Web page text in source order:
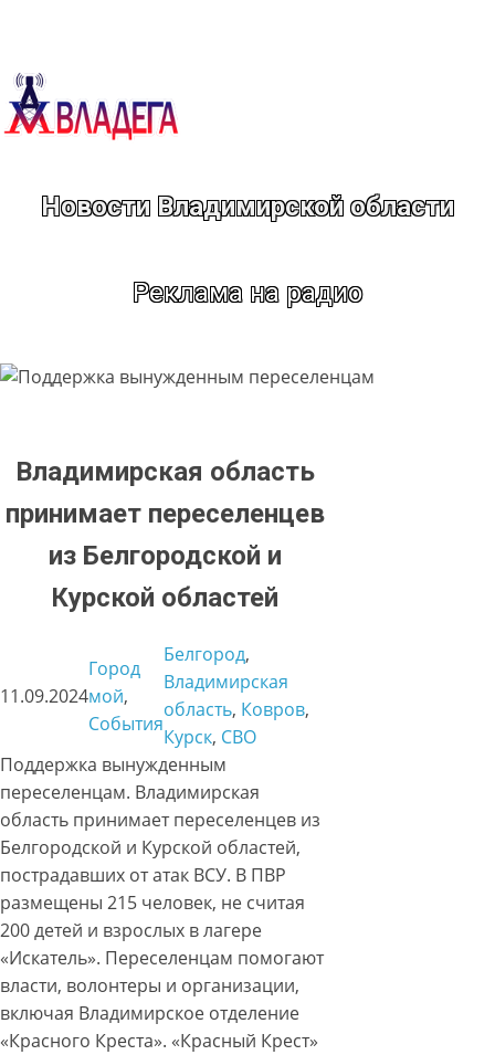
содержимому
Новости Владимирской области
Реклама на радио
Владимирская область
принимает переселенцев
из Белгородской и
Курской областей
11.09.2024
Город
мой
События
Белгород
Владимирская
область, Ковров
Курск, СВО
Поддержка вынужденным
переселенцам. Владимирская
область принимает переселенцев из
Белгородской и Курской областей,
пострадавших от атак ВСУ. В ПВР
размещены 215 человек, не считая
200 детей и взрослых в лагере
«Искатель». Переселенцам помогают
власти, волонтеры и организации,
включая Владимирское отделение
«Красного Креста». «Красный Крест»